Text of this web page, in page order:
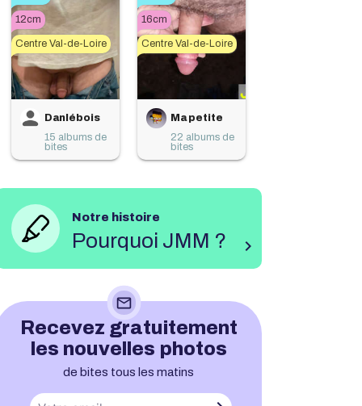
12cm
Centre Val-de-Loire
Danlébois
15 albums de
bites
16cm
Centre Val-de-Loire
Ma petite
22 albums de
bites
Notre histoire
Pourquoi JMM ? chevron_right
mail_outline
Recevez gratuitement
les nouvelles photos
de bites tous les matins